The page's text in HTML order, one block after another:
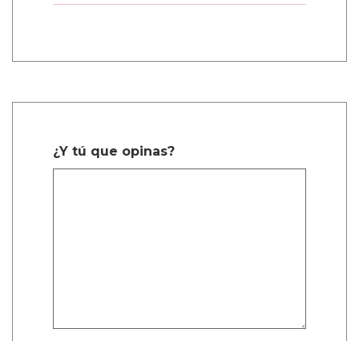
¿Y tú que opinas?